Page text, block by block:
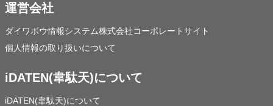
運営会社
ダイワボウ情報システム株式会社コーポレートサイト
個人情報の取り扱いについて
iDATEN(韋駄天)について
iDATEN(韋駄天)について